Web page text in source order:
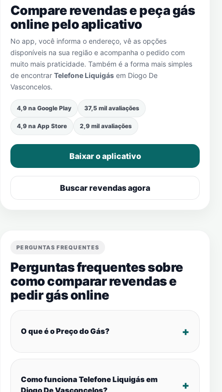
Compare revendas e peça gás
online pelo aplicativo
No app, você informa o endereço, vê as opções
disponíveis na sua região e acompanha o pedido com
muito mais praticidade. Também é a forma mais simples
de encontrar Telefone Liquigás em Diogo De
Vasconcelos.
4,9 na Google Play 37,5 mil avaliações
4,9 na App Store 2,9 mil avaliações
Baixar o aplicativo
Buscar revendas agora
PERGUNTAS FREQUENTES
Perguntas frequentes sobre
como comparar revendas e
pedir gás online
O que é o Preço do Gás?
Como funciona Telefone Liquigás em